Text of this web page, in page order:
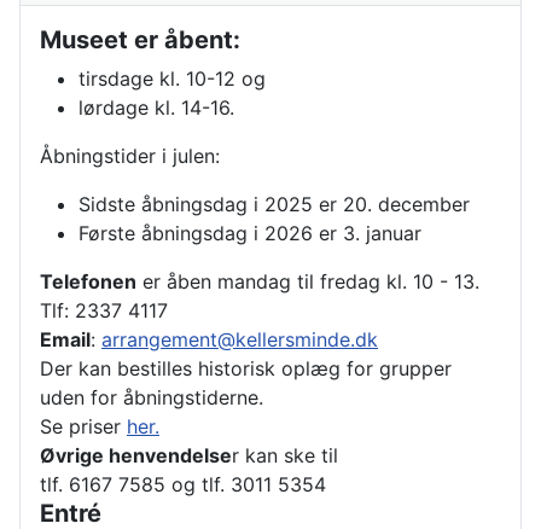
Museet er åbent:
tirsdage kl. 10-12 og
lørdage kl. 14-16.
Åbningstider i julen:
Sidste åbningsdag i 2025 er 20. december
Første åbningsdag i 2026 er 3. januar
Telefonen er åben mandag til fredag kl. 10 - 13.
Tlf: 2337 4117
Email: arrangement@kellersminde.dk
Der kan bestilles historisk oplæg for grupper
uden for åbningstiderne.
Se priser her.
Øvrige henvendelser kan ske til
tlf. 6167 7585 og tlf. 3011 5354
Entré